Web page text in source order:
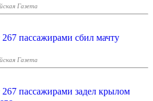
Газета
пассажирами сбил мачту
Газета
пассажирами задел крылом